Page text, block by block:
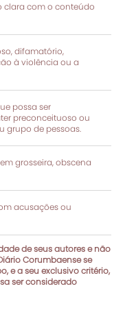
clara com o conteúdo
difamatório,
à violência ou a
possa ser
preconceituoso ou
grupo de pessoas.
grosseira, obscena
acusações ou
de seus autores e não
Corumbaense se
e a seu exclusivo critério,
ser considerado